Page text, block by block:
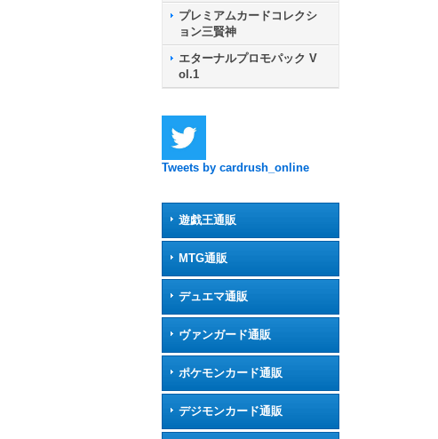
プレミアムカードコレクシ
ョン三賢神
エターナルプロモパック V
ol.1
Tweets by cardrush_online
遊戯王通販
MTG通販
デュエマ通販
ヴァンガード通販
ポケモンカード通販
デジモンカード通販